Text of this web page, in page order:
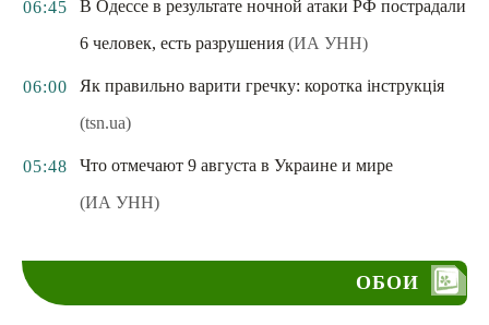
06:45
В Одессе в результате ночной атаки РФ пострадали
6 человек, есть разрушения (ИА УНН)
06:00
Як правильно варити гречку: коротка інструкція
(tsn.ua)
05:48
Что отмечают 9 августа в Украине и мире
(ИА УНН)
ОБОИ